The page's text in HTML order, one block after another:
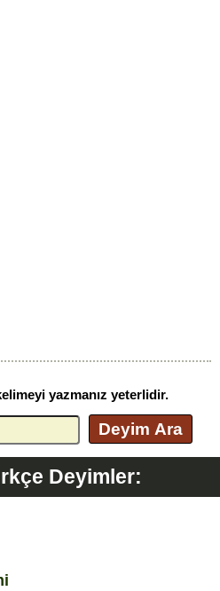
yazmanız yeterlidir.
Deyim Ara
Deyimler: